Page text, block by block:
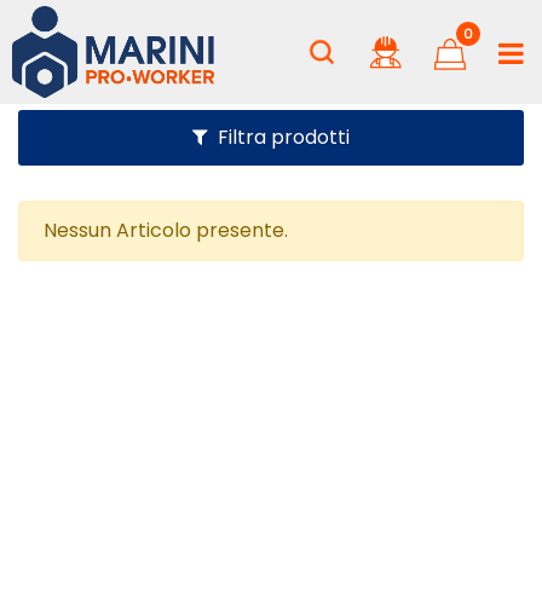
0
Filtra prodotti
Nessun Articolo presente.